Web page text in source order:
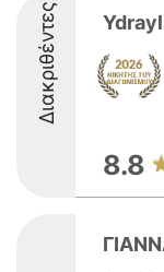
Διακριθέντες
8.8